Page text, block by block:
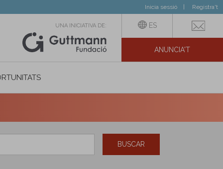
Inicia sessió Registra't
UNA INICIATIVA DE: ES
ANUNCIA'T
BUSCAR